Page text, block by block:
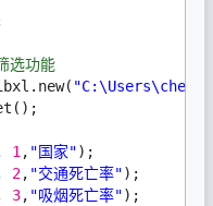
选功能
1, "国家");
2, "交通死亡率");
3, "吸烟死亡率");